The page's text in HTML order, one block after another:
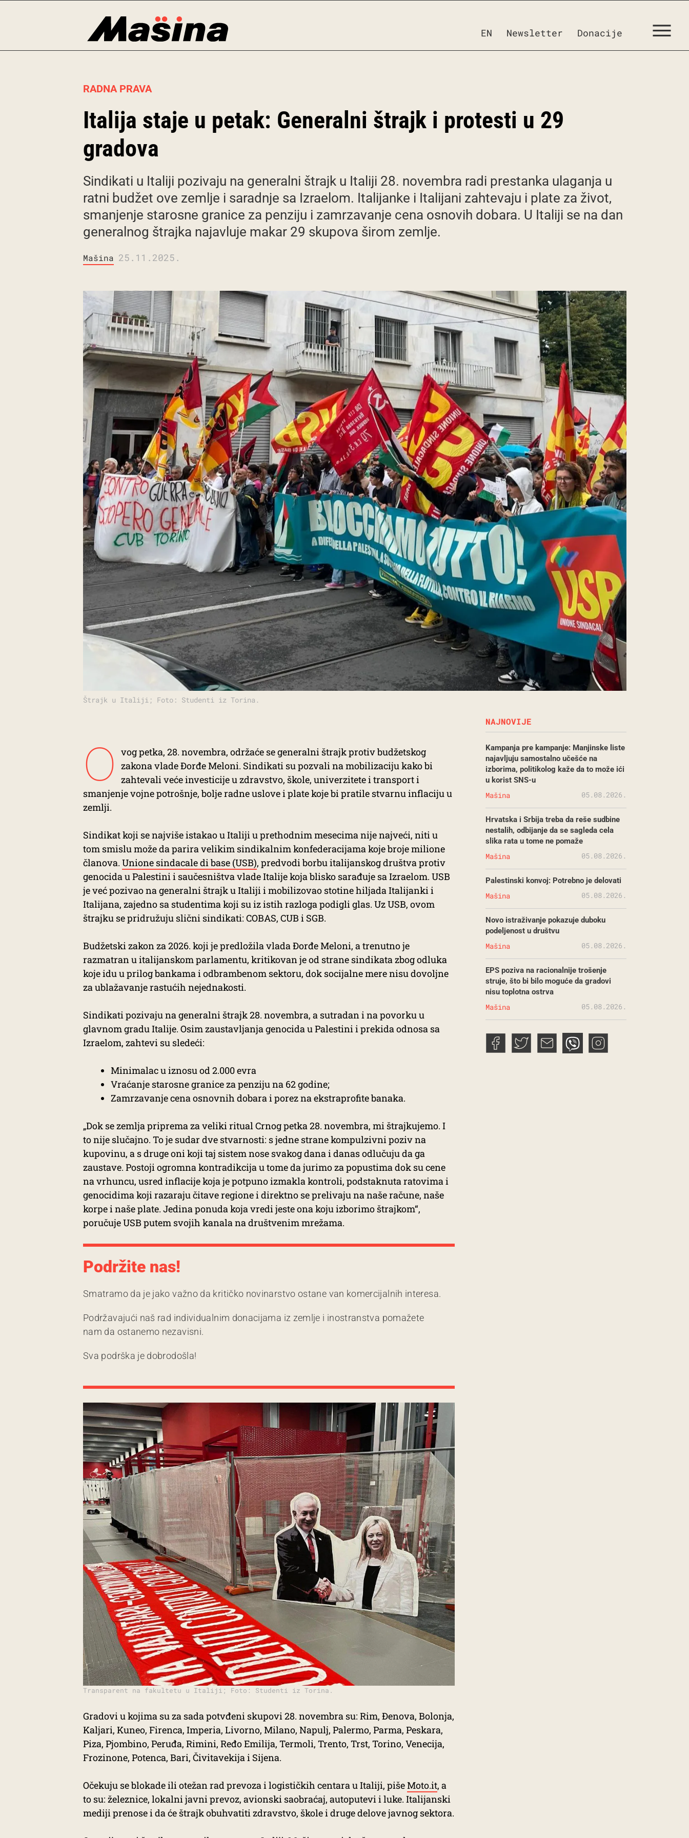
EN Newsletter Donacije
RADNA PRAVA
Italija staje u petak: Generalni štrajk i protesti u 29
gradova
Sindikati u Italiji pozivaju na generalni štrajk u Italiji 28. novembra radi prestanka ulaganja u
ratni budžet ove zemlje i saradnje sa Izraelom. Italijanke i Italijani zahtevaju i plate za život,
smanjenje starosne granice za penziju i zamrzavanje cena osnovih dobara. U Italiji se na dan
generalnog štrajka najavluje makar 29 skupova širom zemlje.
Mašina 25.11.2025.
Štrajk u Italiji; Foto: Studenti iz Torina.
O vog petka, 28. novembra, održaće se generalni štrajk protiv budžetskog
zakona vlade Đorđe Meloni. Sindikati su pozvali na mobilizaciju kako bi
zahtevali veće investicijeu zdravstvo, škole, univerzitete i transport i
smanjenje vojne potrošnje, bolje radne uslove i plate koje bi pratile stvarnu inflaciju u
zemlji.
Sindikat koji se najviše istakao u Italiji u prethodnim mesecima nije najveći, niti u
tom smislu može da parira velikim sindikalnim konfederacijama koje broje milione
članova. Unione sindacale di base (USB), predvodi borbu italijanskog društva protiv
genocida u Palestini i saučesništva vlade Italije koja blisko sarađuje sa Izraelom. USB
je već pozivao na generalni štrajk u Italiji i mobilizovao stotine hiljada Italijanki i
Italijana, zajedno sa studentima koji su iz istih razloga podigli glas. Uz USB, ovom
štrajku se pridružuju slični sindikati: COBAS, CUB i SGB.
Budžetski zakon za 2026. koji je predložila vlada Đorđe Meloni, a trenutno je
razmatran u italijanskom parlamentu, kritikovan je od strane sindikata zbog odluka
koje idu u prilog bankama i odbrambenom sektoru, dok socijalne mere nisu dovoljne
za ublažavanje rastućih nejednakosti.
Sindikati pozivaju na generalni štrajk 28. novembra, a sutradan i na povorku u
glavnom gradu Italije. Osim zaustavljanja genocida u Palestini i prekida odnosa sa
Izraelom, zahtevi su sledeći:
Minimalac u iznosu od 2.000 evra
Vraćanje starosne granice za penziju na 62 godine;
Zamrzavanje cena osnovnih dobara i porez na ekstraprofite banaka.
„Dok se zemlja priprema za veliki ritual Crnog petka 28. novembra, mi štrajkujemo. I
to nije slučajno. To je sudar dve stvarnosti: s jedne strane kompulzivni poziv na
kupovinu, a s druge oni koji taj sistem nose svakog dana i danas odlučuju da ga
zaustave. Postoji ogromna kontradikcija u tome da jurimo za popustima dok su cene
na vrhuncu, usred inflacije koja je potpuno izmakla kontroli, podstaknuta ratovima i
genocidima koji razaraju čitave regione i direktno se prelivaju na naše račune, naše
korpe i naše plate. Jedina ponuda koja vredi jeste ona koju izborimo štrajkom“,
poručuje USB putem svojih kanala na društvenim mrežama.
Podržite nas!
Smatramo da je jako važno da kritičko novinarstvo ostane van komercijalnih interesa.
Podržavajući naš rad individualnim donacijama iz zemlje i inostranstva pomažete
nam da ostanemo nezavisni.
Sva podrška je dobrodošla!
Transparent na fakultetu u Italiji; Foto: Studenti iz Torina.
Gradovi u kojima su za sada potvđeni skupovi 28. novembra su: Rim, Đenova, Bolonja,
Kaljari, Kuneo, Firenca, Imperia, Livorno, Milano, Napulj, Palermo, Parma, Peskara,
Piza, Pjombino, Peruđa, Rimini, Ređo Emilija, Termoli, Trento, Trst, Torino, Venecija,
Frozinone, Potenca, Bari, Čivitavekija i Sijena.
Očekuju se blokade ili otežan rad prevoza i logističkih centara u Italiji, pišeMoto.it, a
to su: železnice, lokalni javni prevoz, avionski saobraćaj, autoputevi i luke. Italijanski
mediji prenose i da će štrajk obuhvatiti zdravstvo, škole i druge delove javnog sektora.
NAJNOVIJE
Kampanja pre kampanje: Manjinske liste
najavljuju samostalno učešće na
izborima, politikolog kaže da to može ići
u korist SNS-u
Mašina 05.08.2026.
Hrvatska i Srbija treba da reše sudbine
nestalih, odbijanje da se sagleda cela
slika rata u tome ne pomaže
Mašina 05.08.2026.
Palestinski konvoj: Potrebno je delovati
Mašina 05.08.2026.
Novo istraživanje pokazuje duboku
podeljenost u društvu
Mašina 05.08.2026.
EPS poziva na racionalnije trošenje
struje, što bi bilo moguće da gradovi
nisu toplotna ostrva
Mašina 05.08.2026.